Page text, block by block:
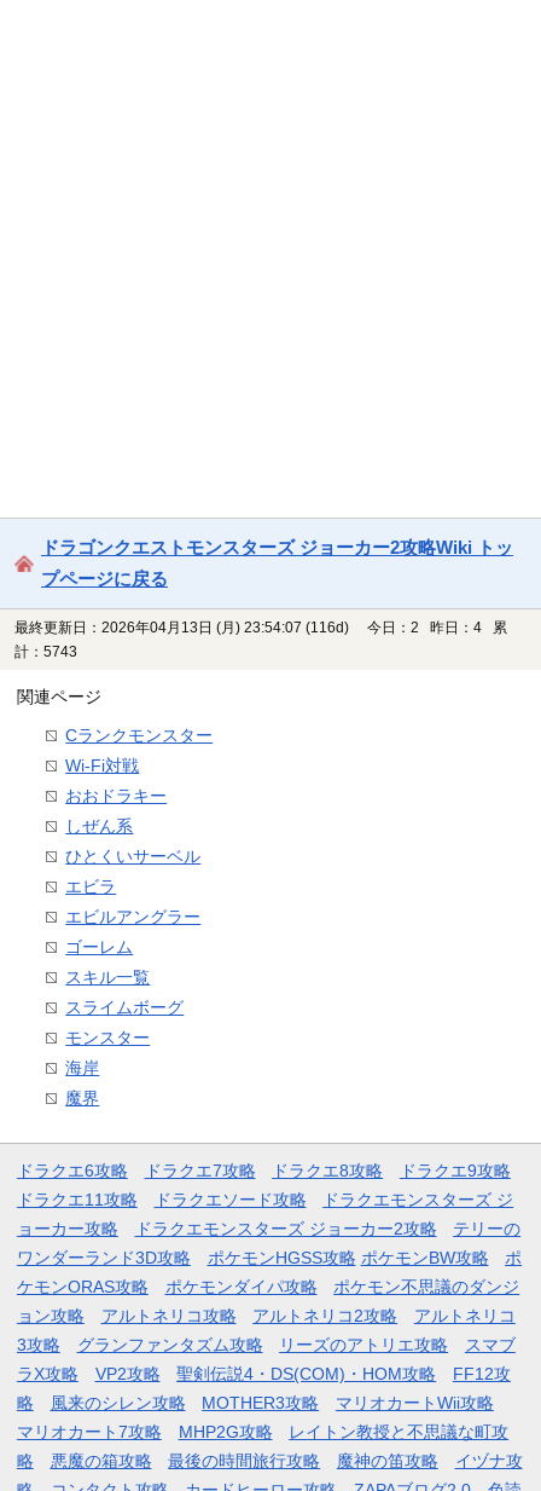
ドラゴンクエストモンスターズ ジョーカー2攻略Wiki トッ
プページに戻る
最終更新日：2026年04月13日 (月) 23:54:07 (116d)
今日：2 昨日：4 累
計：5743
関連ページ
Cランクモンスター
Wi-Fi対戦
おおドラキー
しぜん系
ひとくいサーベル
エビラ
エビルアングラー
ゴーレム
スキル一覧
スライムボーグ
モンスター
海岸
魔界
ドラクエ6攻略 ドラクエ7攻略 ドラクエ8攻略
ドラクエ9攻略
ドラクエ11攻略
ドラクエソード攻略
ドラクエモンスターズ ジ
ョーカー攻略
ドラクエモンスターズ ジョーカー2攻略
テリーの
ワンダーランド3D攻略
ポケモンHGSS攻略 ポケモンBW攻略
ポ
ケモンORAS攻略
ポケモンダイパ攻略
ポケモン不思議のダンジ
ョン攻略
アルトネリコ攻略 アルトネリコ2攻略
アルトネリコ
3攻略
グランファンタズム攻略 リーズのアトリエ攻略
スマブ
ラX攻略
VP2攻略 聖剣伝説4・DS(COM)・HOM攻略
FF12攻
略
風来のシレン攻略 MOTHER3攻略
マリオカートWii攻略
マリオカート7攻略
MHP2G攻略
レイトン教授と不思議な町攻
略
悪魔の箱攻略 最後の時間旅行攻略 魔神の笛攻略
イヅナ攻